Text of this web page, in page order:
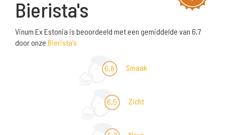
Bierista's
Vinum Ex Estonia is beoordeeld met een gemiddelde van 6,7
door onze Bierista's
6,8 Smaak
6,5 Zicht